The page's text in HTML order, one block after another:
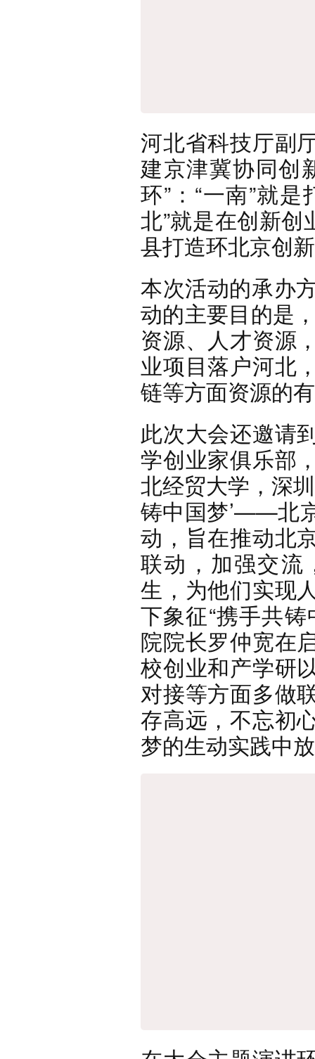
河北省科技厅副
建京津冀协同创
环”：“一南”就
北”就是在创新创
县打造环北京创
本次活动的承办
动的主要目的是
资源、人才资源
业项目落户河北
链等方面资源的
此次大会还邀请
学创业家俱乐部
北经贸大学，深
铸中国梦’——北
动，旨在推动北
联动，加强交流
生，为他们实现
下象征“携手共
院院长罗仲宽在
校创业和产学研
对接等方面多做
存高远，不忘初
梦的生动实践中